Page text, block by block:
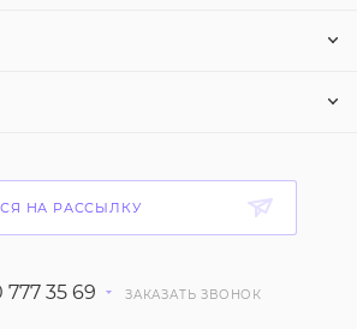
НА РАССЫЛКУ
35 69 ЗАКАЗАТЬ ЗВОНОК